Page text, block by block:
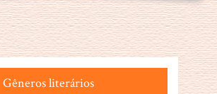
Gêneros literários